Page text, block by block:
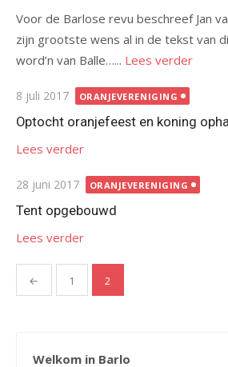
Voor de Barlose revu beschreef Jan
zijn grootste wens al in de tekst van
word’n van Balle…... Lees verder
Gepubliceerd
op
8 juli 2017 ORANJEVERENIGING
Optocht oranjefeest en koning
Lees verder
Gepubliceerd
op
28 juni 2017 ORANJEVERENIGING
Tent opgebouwd
Lees verder
Berichten
paginering
← 1 2
Welkom in Barlo